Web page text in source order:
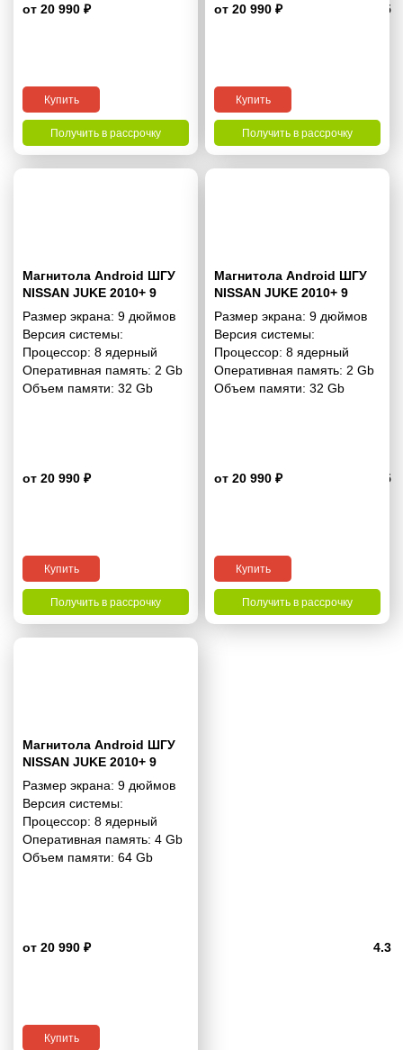
от 20 990 ₽ 4.5
Купить
Получить в рассрочку
от 20 990 ₽
Купить
Получить в рассрочку
Магнитола Android ШГУ
NISSAN JUKE 2010+ 9
дюймов - 10.1 2/32 Гб
Simple
Размер экрана: 9 дюймов
Версия системы:
Процессор: 8 ядерный
Оперативная память: 2 Gb
Объем памяти: 32 Gb
от 20 990 ₽ 4.5
Купить
Получить в рассрочку
Магнитола Android ШГУ
NISSAN JUKE 2010+ 9
дюймов - 10.1 2/32 Гб Pro
Размер экрана: 9 дюймов
Версия системы:
Процессор: 8 ядерный
Оперативная память: 2 Gb
Объем памяти: 32 Gb
от 20 990 ₽
Купить
Получить в рассрочку
Магнитола Android ШГУ
NISSAN JUKE 2010+ 9
дюймов - 10.1 4/64 Гб Pro
Размер экрана: 9 дюймов
Версия системы:
Процессор: 8 ядерный
Оперативная память: 4 Gb
Объем памяти: 64 Gb
от 20 990 ₽ 4.3
Купить